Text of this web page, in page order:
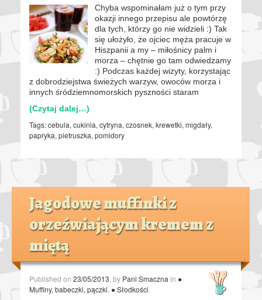
Chyba wspominałam już o tym przy
okazji innego przepisu ale powtórzę
dla tych, którzy go nie widzieli :) Tak
się ułożyło, że ojciec męża pracuje w
Hiszpanii a my – miłośnicy palm i
morza – chętnie go tam odwiedzamy
:) Podczas każdej wizyty, korzystając
z dobrodziejstwa świeżych warzyw, owoców morza i
innych śródziemnomorskich pyszności staram
(Czytaj dalej…)
Tags:cebula, cukinia, cytryna, czosnek, krewetki, migdały,
papryka, pietruszka, pomidory
Jagodowe muffinki z
orzeźwiającym kremem z
miętą
Published on 23/05/2013 , by Pani Smaczna in ●
Muffiny, babeczki, pączki ● Słodkości